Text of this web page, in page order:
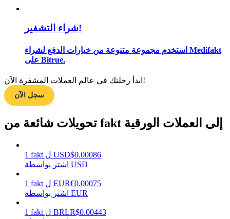
استراتيجيات التداول
تعلم كيفية البقاء مربحة
يكسب
شراء التشفير!
استخدم مجموعة متنوعة من خيارات الدفع لشراء Medifakt
على Bitrue.
ابدأ رحلتك في عالم العملات المشفرة الآن!
سجل الآن
تحويلات شائعة من fakt إلى العملات الورقية
1 fakt ل USD$0.00086
اشتر بواسطة USD
1 fakt ل EUR€0.00075
اشتر بواسطة EUR
1 fakt ل BRLR$0.00443